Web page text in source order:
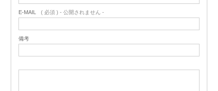
E-MAIL ( 必須 ) - 公開されません -
備考